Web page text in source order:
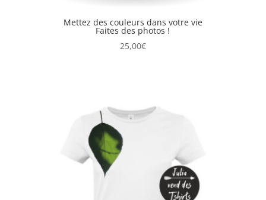
Mettez des couleurs dans votre vie
Faites des photos !
25,00€